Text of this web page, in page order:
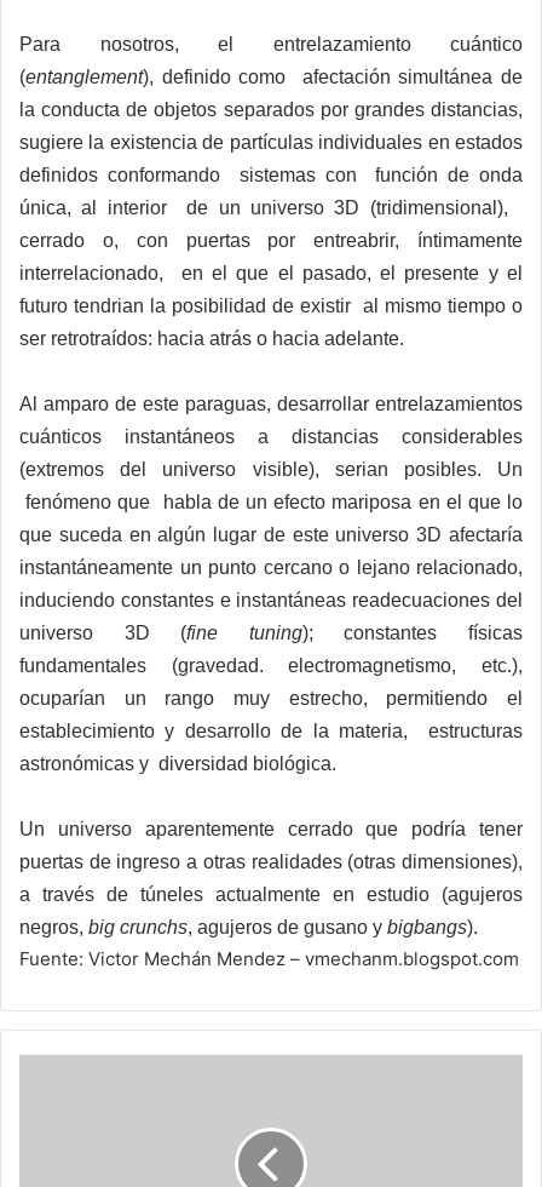
Para nosotros, el entrelazamiento cuántico
(entanglement), definido como afectación simultánea de
la conducta de objetos separados por grandes distancias,
sugiere la existencia de partículas individuales en estados
definidos conformando sistemas con función de onda
única, al interior de un universo 3D (tridimensional),
cerrado o, con puertas por entreabrir, íntimamente
interrelacionado, en el que el pasado, el presente y el
futuro tendrian la posibilidad de existir al mismo tiempo o
ser retrotraídos: hacia atrás o hacia adelante.
Al amparo de este paraguas, desarrollar entrelazamientos
cuánticos instantáneos a distancias considerables
(extremos del universo visible), serian posibles. Un
fenómeno que habla de un efecto mariposa en el que lo
que suceda en algún lugar de este universo 3D afectaría
instantáneamente un punto cercano o lejano relacionado,
induciendo constantes e instantáneas readecuaciones del
universo 3D (fine tuning); constantes físicas
fundamentales (gravedad. electromagnetismo, etc.),
ocuparían un rango muy estrecho, permitiendo el
establecimiento y desarrollo de la materia, estructuras
astronómicas y diversidad biológica.
Un universo aparentemente cerrado que podría tener
puertas de ingreso a otras realidades (otras dimensiones),
a través de túneles actualmente en estudio (agujeros
negros, big crunchs, agujeros de gusano y bigbangs).
Fuente: Victor Mechán Mendez – vmechanm.blogspot.com